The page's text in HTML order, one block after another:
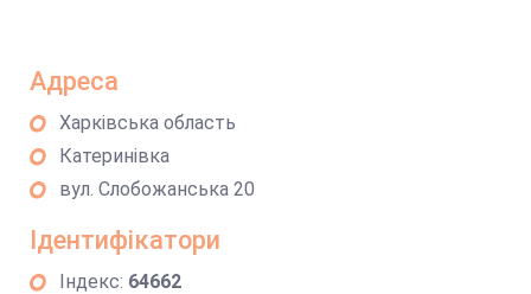
Адреса
Харківська область
Катеринівка
вул. Слобожанська 20
Ідентифікатори
Індекс: 64662